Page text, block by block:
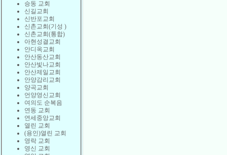
승동 교회
신길교회
신반포교회
신촌교회(기성 )
신촌교회(통합)
아현성결교회
안디옥교회
안산동산교회
안산빛나교회
안산제일교회
안양감리교회
양곡교회
언양영신교회
여의도 순복음
연동 교회
연세중앙교회
열린 교회
(용인)열린 교회
영락 교회
영신 교회